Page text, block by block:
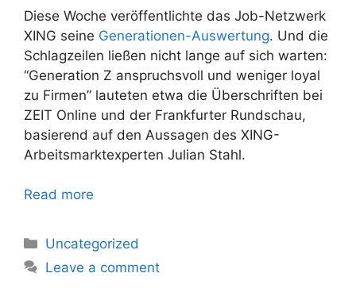
Diese Woche veröffentlichte das Job-Netzwerk
XING seine Generationen-Auswertung. Und die
Schlagzeilen ließen nicht lange auf sich warten:
“Generation Z anspruchsvoll und weniger loyal
zu Firmen” lauteten etwa die Überschriften bei
ZEIT Online und der Frankfurter Rundschau,
basierend auf den Aussagen des XING-
Arbeitsmarktexperten Julian Stahl.
Read more
Uncategorized
Leave a comment